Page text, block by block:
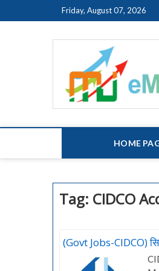
to
Friday, August 07, 2026
HOME
Tag: CIDCO
(Govt Jobs-CIDCO)